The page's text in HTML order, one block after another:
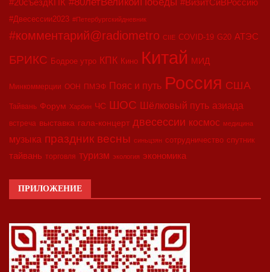
#20съездКПК #ВизитСиВРоссию
#Двесессии2023 #Петербургскийдневник
#комментарий@radiometro CIIE COVID-19 G20 АТЭС
БРИКС Бодрое утро КПК Кино Китай МИД
Минкоммерции ООН ПМЭФ Пояс и путь Россия США
Тайвань Форум Харбин ЧС ШОС Шёлковый путь азиада
встреча выставка гала-концерт двесессии космос медицина
музыка праздник весны синьцзян сотрудничество спутник
тайвань торговля туризм экология экономика
ПРИЛОЖЕНИЕ